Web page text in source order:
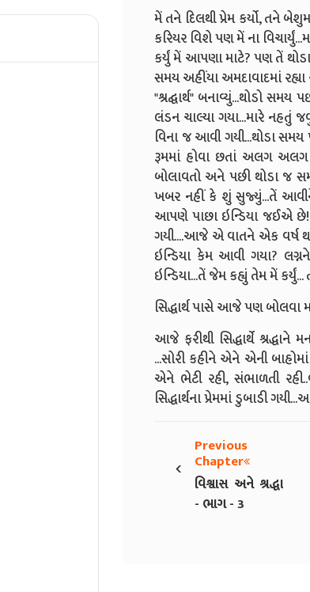
મેં તને દિલથી પ્રેમ કર્યો, તને
કરિયર વિશે પણ મેં ના
કર્યું મેં આપણા માટે? પણ તેં
સમય અહીંયા અમદાવાદમાં
"શ્રદ્ઘાર્થ" બનાવ્યું...થોડો
લંડન ચાલ્યા ગયા...મારે નહતું
વિના જ આવી ગયી...થોડા
રૂમમાં હોવા છતાં અલગ
બોલાવતો અને પછી થોડા જ
ખબર નહીં કે શું સુજ્યું...તેં
આપણે પાછા ઇન્ડિયા જઈએ છે!
ગયી....આજે એ વાતને એક વર્ષ
ઇન્ડિયા કેમ આવી ગયા?
ઇન્ડિયા...તેં જેમ કહ્યું તેમ મેં
સિદ્ધાર્થ પાસે આજે પણ બોલવા
આજે ફરીથી સિદ્ધાર્થે
...સોરી કહીને એને એની
એને ભેટી રહી, સંભાળતી
સિદ્ધાર્થના પ્રેમમાં ડુબાડી
‹
Previous
Chapter
વિશ્વાસ અને શ્રદ્ધા
- ભાગ - 3